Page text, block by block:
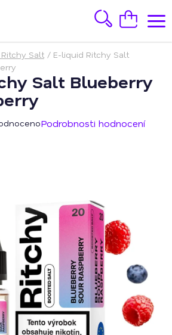
HledatNákupní
košík
Salt / E-liquid Ritchy Salt
Salt Blueberry
Podrobnosti hodnocení